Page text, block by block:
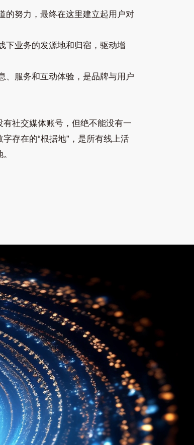
的努力，最终在这里建立起用户对
下业务的发源地和归宿，驱动增
、服务和互动体验，是品牌与用户
社交媒体账号，但绝不能没有一
存在的“根据地”，是所有线上活